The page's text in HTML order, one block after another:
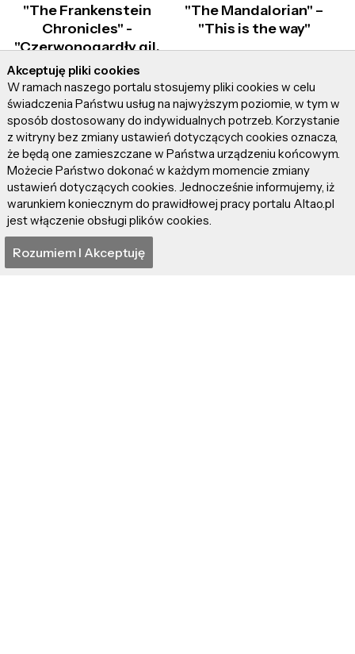
"The Frankenstein
Chronicles" -
"Czerwonogardły gil,
zamknięty. W klatce,
wściekłością niebios
sięga"
"The Mandalorian" –
"This is the way"
"Czarnobyl" –
Radioaktywna chmura…
kłamstwa
Akceptuję pliki cookies
W ramach naszego portalu stosujemy pliki cookies w celu
świadczenia Państwu usług na najwyższym poziomie, w tym w
sposób dostosowany do indywidualnych potrzeb. Korzystanie
z witryny bez zmiany ustawień dotyczących cookies oznacza,
że będą one zamieszczane w Państwa urządzeniu końcowym.
Możecie Państwo dokonać w każdym momencie zmiany
ustawień dotyczących cookies. Jednocześnie informujemy, iż
warunkiem koniecznym do prawidłowej pracy portalu Altao.pl
jest włączenie obsługi plików cookies.
Rozumiem I Akceptuję